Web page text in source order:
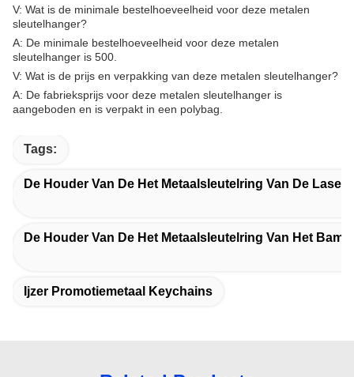
V: Wat is de minimale bestelhoeveelheid voor deze metalen
sleutelhanger?
A: De minimale bestelhoeveelheid voor deze metalen
sleutelhanger is 500.
V: Wat is de prijs en verpakking van deze metalen sleutelhanger?
A: De fabrieksprijs voor deze metalen sleutelhanger is
aangeboden en is verpakt in een polybag.
Tags:
De Houder Van De Het Metaalsleutelring Van De
De Houder Van De Het Metaalsleutelring Van Het
Ijzer Promotiemetaal Keychains